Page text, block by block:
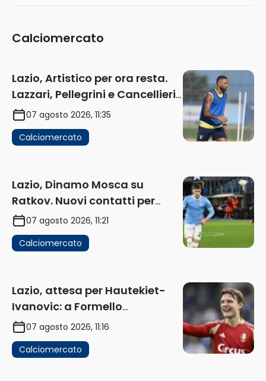
Calciomercato
Lazio, Artistico per ora resta.
Lazzari, Pellegrini e Cancellieri
in uscita
07 agosto 2026, 11:35
Calciomercato
Lazio, Dinamo Mosca su
Ratkov. Nuovi contatti per
Pinamonti
07 agosto 2026, 11:21
Calciomercato
Lazio, attesa per Hautekiet-
Ivanovic: a Formello
attendono risposte
07 agosto 2026, 11:16
Calciomercato